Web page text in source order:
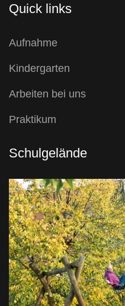
Quick links
Aufnahme
Kindergarten
Arbeiten bei uns
Praktikum
Schulgelände